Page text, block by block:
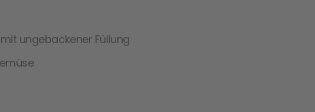
ungebackener Füllung